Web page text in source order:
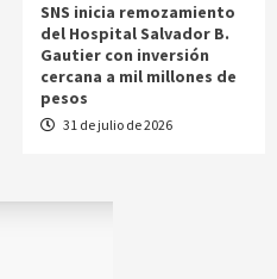
SNS inicia remozamiento
del Hospital Salvador B.
Gautier con inversión
cercana a mil millones de
pesos
31 de julio de 2026